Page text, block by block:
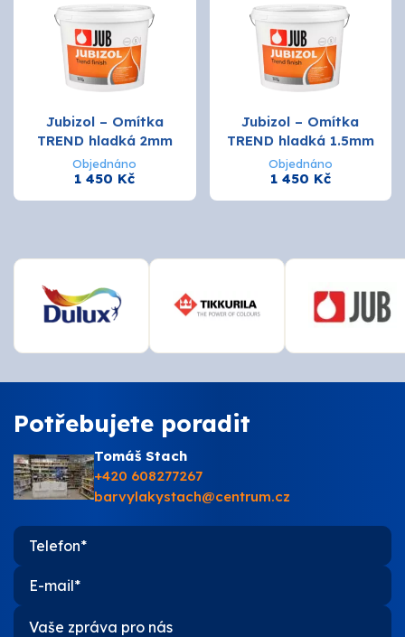
Jubizol – Omítka
TREND hladká 2mm
Objednáno
1 450 Kč
Jubizol – Omítka
TREND hladká 1.5mm
Objednáno
1 450 Kč
Potřebujete poradit
Tomáš Stach
+420 608277267
barvylakystach@centrum.cz